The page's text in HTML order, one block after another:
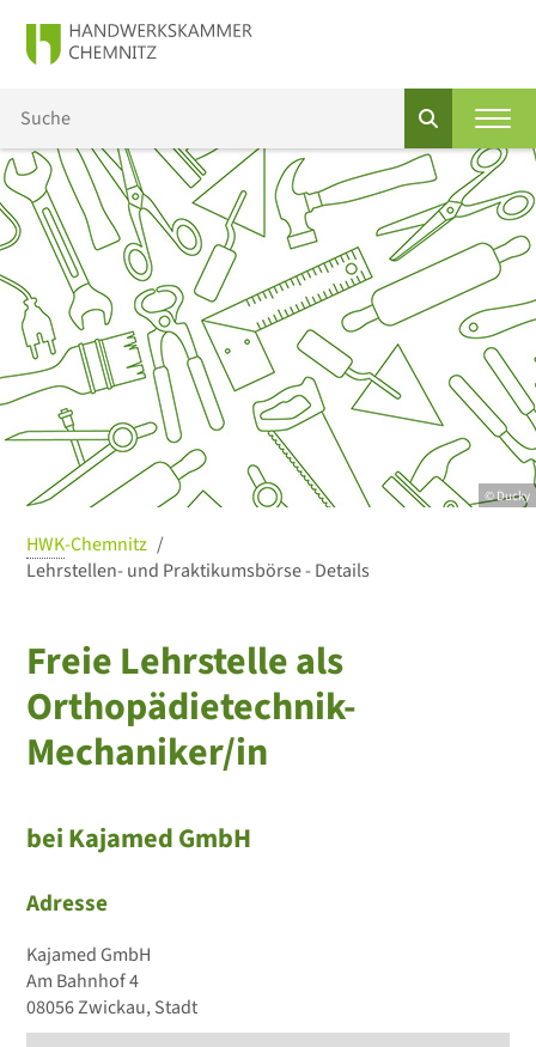
© Ducky
HWK-Chemnitz
Lehrstellen- und Praktikumsbörse - Details
Freie Lehrstelle als
Orthopädietechnik-
Mechaniker/in
bei Kajamed GmbH
Adresse
Kajamed GmbH
Am Bahnhof 4
08056 Zwickau, Stadt